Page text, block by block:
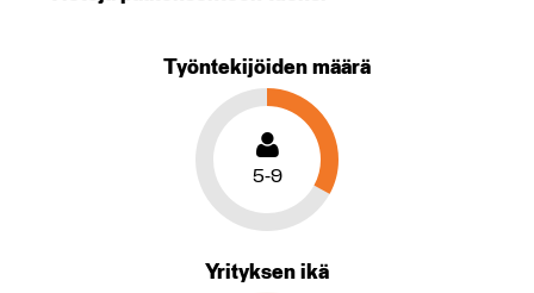
Työntekijöiden määrä
5-9
Yrityksen ikä